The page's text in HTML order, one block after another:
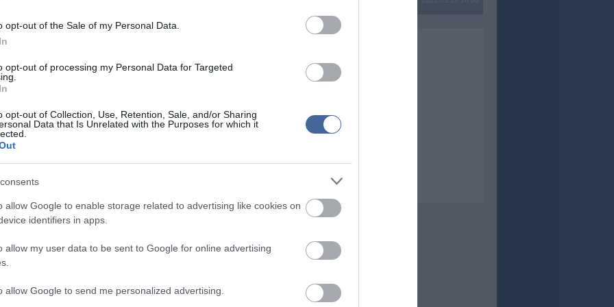
opt-out of the Sale of my Personal Data.
opt-out of processing my Personal Data for Targeted
opt-out of Collection, Use, Retention, Sale, and/or Sharing
Data that Is Unrelated with the Purposes for which it
allow Google to enable storage related to advertising like cookies on
identifiers in apps.
allow my user data to be sent to Google for online advertising
allow Google to send me personalized advertising.
az kell
arra is rámutatnak, hogy a többség
Így például, tízből nyolcan fogalmazzák meg
ideálisabb üzemanyag fogyasztásának
és tízből több mint heten értenek egyet a megújuló
kapcsolatos kutatások állami támogatásának
fő úgy látja, többet kell költeni a tömegközlekedés
növekedésére is felhívja a figyelmet. A nyári,
katasztrófát követően az év elején mért 63
olajfúrótornyok létesítésével.
ugyanakkor a helyzet stabilizálását, és a
egyetértők száma, elérve a jelenlegi 51